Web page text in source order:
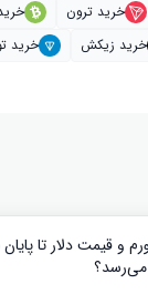
خرید ترون
خرید زیکش
خرید